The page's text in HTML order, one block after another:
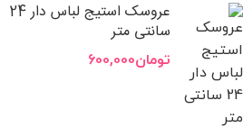
عروسک استیج لباس دار 24
سانتی متر
تومان600,000